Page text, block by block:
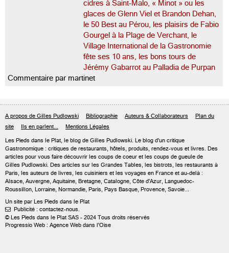
cidres à Saint-Malo, « Minot » ou les
glaces de Glenn Viel et Brandon Dehan,
le 50 Best au Pérou, les plaisirs de Fabio
Gourgel à la Plage de Verchant, le
Village International de la Gastronomie
fête ses 10 ans, les bons tours de
Jérémy Gabarrot au Palladia de Purpan
Commentaire par martinet
A propos de Gilles Pudlowski Bibliographie Auteurs & Collaborateurs
Plan du
site
Ils en parlent... Mentions Légales
Les Pieds dans le Plat, le blog de Gilles Pudlowski. Le blog d'un critique
Gastronomique : critiques de restaurants, hôtels, produits, rendez-vous et livres. Des
articles pour vous faire découvrir les coups de coeur et les coups de gueule de
Gilles Pudlowski. Des articles sur les Grandes Tables, les bistrots, les restaurants à
Paris, les auteurs de livres, les cuisiniers et les voyages en France et au-delà :
Alsace, Auvergne, Aquitaine, Bretagne, Catalogne, Côte d'Azur, Languedoc-
Roussillon, Lorraine, Normandie, Paris, Pays Basque, Provence, Savoie...
Un site par Les Pieds dans le Plat
 Publicité : contactez-nous.
© Les Pieds dans le Plat SAS - 2024 Tous droits réservés
Progressio Web : Agence Web dans l'Oise